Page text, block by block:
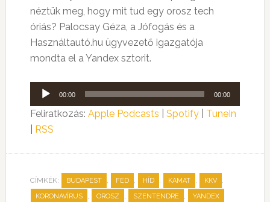
néztük meg, hogy mit tud egy orosz tech
óriás? Palocsay Géza, a Jófogás és a
Használtautó.hu ügyvezető igazgatója
mondta el a Yandex sztorit.
Audió
lejátszó
00:00 00:00
Feliratkozás: Apple Podcasts Spotify| TuneIn
RSS
CÍMKÉK: BUDAPEST , FED , HÍD , KAMAT , KKV ,
KORONAVÍRUS , OROSZ , SZENTENDRE , YANDEX